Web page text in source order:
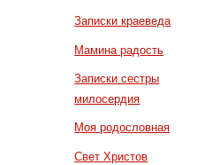
Записки краеведа
Мамина радость
Записки сестры
милосердия
Моя родословная
Свет Христов